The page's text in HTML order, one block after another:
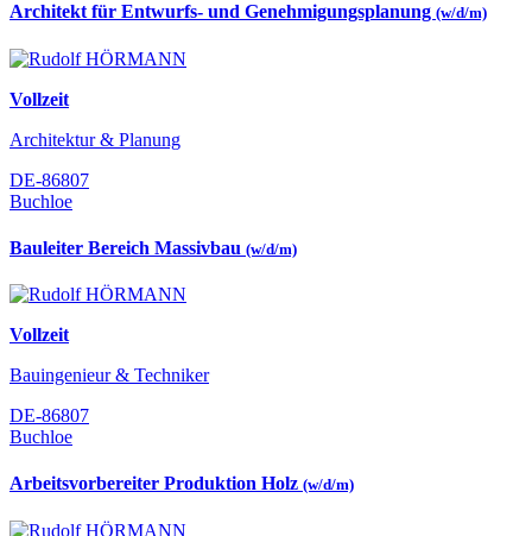
Architekt für Entwurfs- und Genehmigungsplanung (w/d/m)
Vollzeit
Architektur & Planung
DE-86807
Buchloe
Bauleiter Bereich Massivbau (w/d/m)
Vollzeit
Bauingenieur & Techniker
DE-86807
Buchloe
Arbeitsvorbereiter Produktion Holz (w/d/m)